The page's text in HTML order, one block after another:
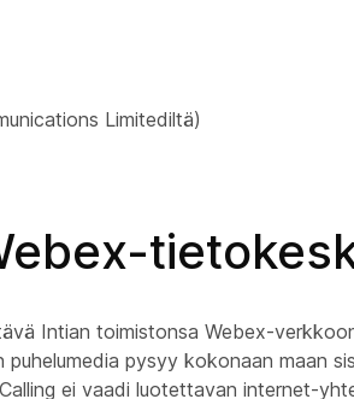
Limitediltä)
Intian toimistonsa Webex-
pysyy kokonaan maan
ei vaadi luotettavan internet-